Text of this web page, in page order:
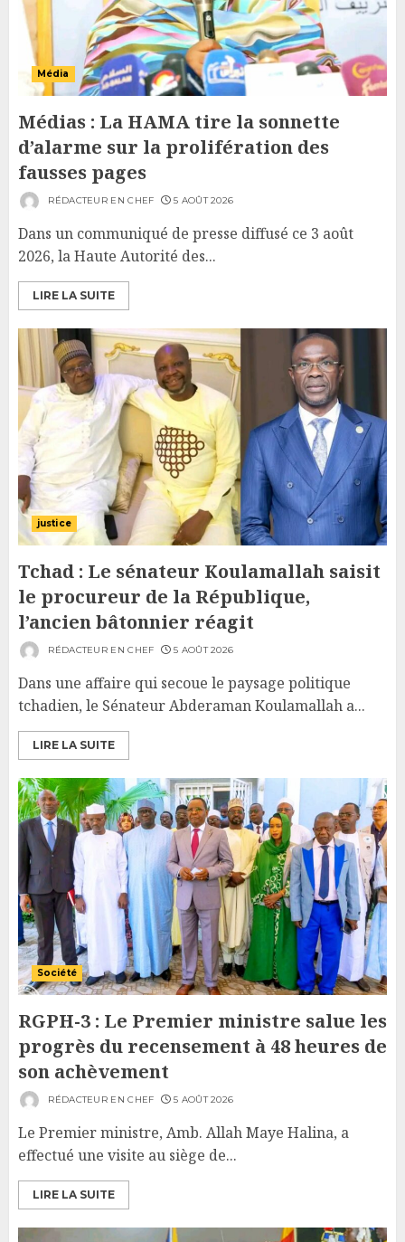
Média
Médias : La HAMA tire la sonnette
d’alarme sur la prolifération des
fausses pages
RÉDACTEUR EN CHEF 5 AOÛT 2026
Dans un communiqué de presse diffusé ce 3 août
2026, la Haute Autorité des...
LIRE LA SUITE
justice
Tchad : Le sénateur Koulamallah saisit
le procureur de la République,
l’ancien bâtonnier réagit
RÉDACTEUR EN CHEF 5 AOÛT 2026
Dans une affaire qui secoue le paysage politique
tchadien, le Sénateur Abderaman Koulamallah a...
LIRE LA SUITE
Société
RGPH-3 : Le Premier ministre salue les
progrès du recensement à 48 heures de
son achèvement
RÉDACTEUR EN CHEF 5 AOÛT 2026
Le Premier ministre, Amb. Allah Maye Halina, a
effectué une visite au siège de...
LIRE LA SUITE